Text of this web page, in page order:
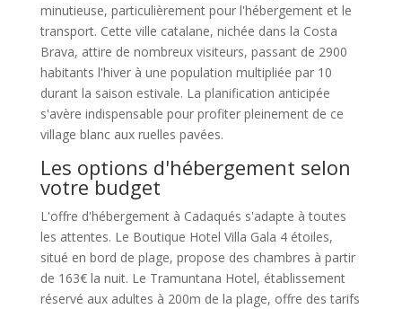
minutieuse, particulièrement pour l'hébergement et le
transport. Cette ville catalane, nichée dans la Costa
Brava, attire de nombreux visiteurs, passant de 2900
habitants l'hiver à une population multipliée par 10
durant la saison estivale. La planification anticipée
s'avère indispensable pour profiter pleinement de ce
village blanc aux ruelles pavées.
Les options d'hébergement selon
votre budget
L'offre d'hébergement à Cadaqués s'adapte à toutes
les attentes. Le Boutique Hotel Villa Gala 4 étoiles,
situé en bord de plage, propose des chambres à partir
de 163€ la nuit. Le Tramuntana Hotel, établissement
réservé aux adultes à 200m de la plage, offre des tarifs